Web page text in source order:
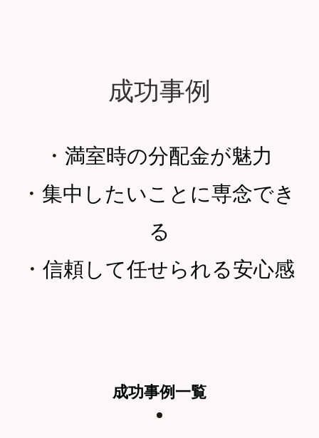
成功事例
・ 満室時の分配金が魅力
・ 集中したいことに専念でき
る
・ 信頼して任せられる安心感
成功事例一覧